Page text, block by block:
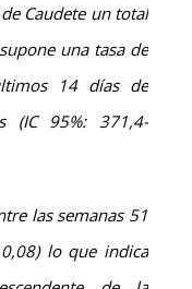
Caudete un total
una tasa de
14 días de
(IC 95%: 371,4-
las semanas 51
lo que indica